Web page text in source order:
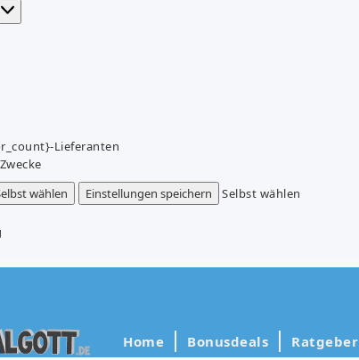
Lieferanten
wählen Einstellungen speichern
Selbst wählen
Home Bonusdeals Ratgeber